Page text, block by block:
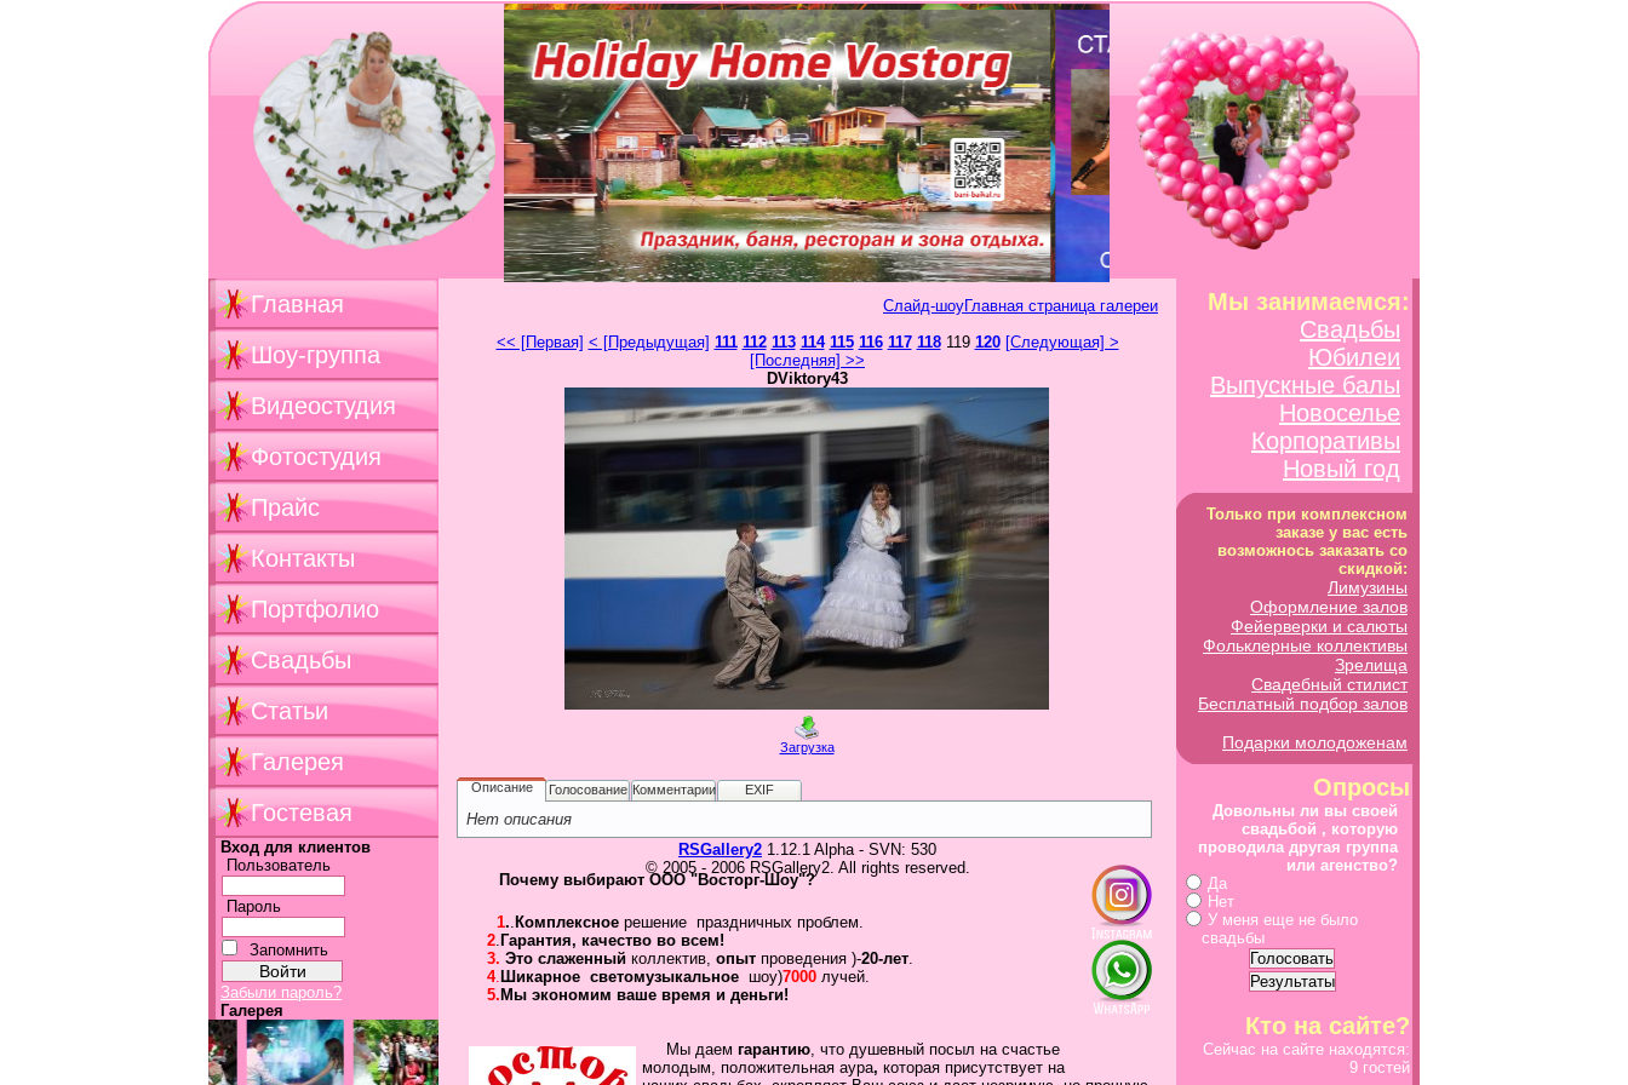
Главная
Шоу-группа
Видеостудия
Фотостудия
Прайс
Контакты
Портфолио
Свадьбы
Статьи
Галерея
Гостевая
Вход для клиентов
Пользователь
Пароль
Запомнить
Забыли пароль?
Галерея
Главная страница галереи
Слайд-шоу
<< [Первая] < [Предыдущая] 111 112 113 114 115 116 117 118 119 120 [Следующая] >
[Последняя] >>
DViktory43
Загрузка
Описание Голосование Комментарии EXIF
Нет описания
RSGallery2 1.12.1 Alpha - SVN: 530
© 2005 - 2006 RSGallery2. All rights reserved.
Почему выбирают ООО "Восторг-Шоу"?
1.. Комплексное решение праздничных проблем.
2. Гарантия, качество во всем!
3. Это слаженный коллектив, опыт проведения )-20-лет.
4. Шикарное светомузыкальное шоу)7000 лучей.
5. Мы экономим ваше время и деньги!
Мы даем гарантию, что душевный посыл на счастье
молодым, положительная аура, которая присутствует на
Мы занимаемся:
Свадьбы
Юбилеи
Выпускные балы
Новоселье
Корпоративы
Новый год
Только при комплексном
заказе у вас есть
возможнось заказать со
скидкой:
Лимузины
Оформление залов
Фейерверки и салюты
Фольклерные коллективы
Зрелища
Свадебный стилист
Бесплатный подбор залов
Подарки молодоженам
Опросы
Довольны ли вы своей
свадьбой , которую
проводила другая группа
или агенство?
Да
Нет
У меня еще не было
свадьбы
Кто на сайте?
Сейчас на сайте находятся:
9 гостей